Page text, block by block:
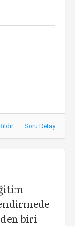
Soru Detay
biri